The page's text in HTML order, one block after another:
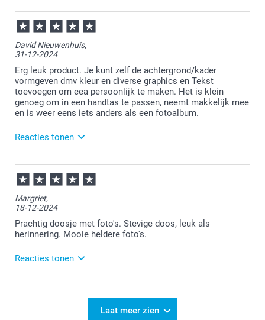
13-02-2025
11:22
Bedankt voor je review. Leuk om te horen dat je deze
foto's in hip doosje cadeau hebt gegeven aan
iemand. Heel veel plezier ervan voor de ontvanger!
David Nieuwenhuis,
31-12-2024
Erg leuk product. Je kunt zelf de achtergrond/kader
vormgeven dmv kleur en diverse graphics en Tekst
toevoegen om eea persoonlijk te maken. Het is klein
genoeg om in een handtas te passen, neemt makkelijk mee
en is weer eens iets anders als een fotoalbum.
Reacties tonen
02-01-2025
11:41
Bedankt voor je bericht. Dat is goed om te lezen.
Veel plezier ervan!
Margriet,
18-12-2024
Prachtig doosje met foto's. Stevige doos, leuk als
herinnering. Mooie heldere foto's.
Reacties tonen
Bedankt voor je review. Fijn om te horen dat je blij
Laat meer zien